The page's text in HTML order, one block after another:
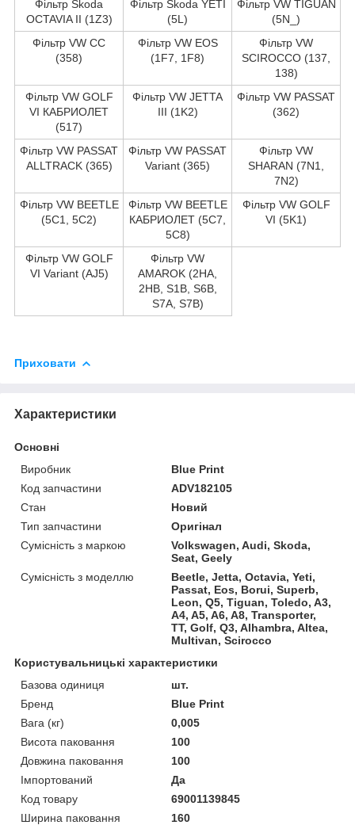
Фільтр Skoda
OCTAVIA II (1Z3)
Фільтр Skoda YETI
(5L)
Фільтр VW TIGUAN
(5N_)
Фільтр VW CC
(358)
Фільтр VW EOS
(1F7, 1F8)
Фільтр VW
SCIROCCO (137,
138)
Фільтр VW GOLF
VI КАБРИОЛЕТ
(517)
Фільтр VW JETTA
III (1K2)
Фільтр VW PASSAT
(362)
Фільтр VW PASSAT
ALLTRACK (365)
Фільтр VW PASSAT
Variant (365)
Фільтр VW
SHARAN (7N1,
7N2)
Фільтр VW BEETLE
(5C1, 5C2)
Фільтр VW BEETLE
КАБРИОЛЕТ (5C7,
5C8)
Фільтр VW GOLF
VI (5K1)
Фільтр VW GOLF
VI Variant (AJ5)
Фільтр VW
AMAROK (2HA,
2HB, S1B, S6B,
S7A, S7B)
Приховати
Характеристики
Основні
Виробник
Blue Print
Код запчастини
ADV182105
Стан
Новий
Тип запчастини
Оригінал
Сумісність з маркою
Volkswagen, Audi, Skoda,
Seat, Geely
Сумісність з моделлю
Beetle, Jetta, Octavia, Yeti,
Passat, Eos, Borui, Superb,
Leon, Q5, Tiguan, Toledo, A3,
A4, A5, A6, A8, Transporter,
TT, Golf, Q3, Alhambra, Altea,
Multivan, Scirocco
Користувальницькі характеристики
Базова одиниця
шт.
Бренд
Blue Print
Вага (кг)
0,005
Висота паковання
100
Довжина паковання
100
Імпортований
Да
Код товару
69001139845
Ширина паковання
160